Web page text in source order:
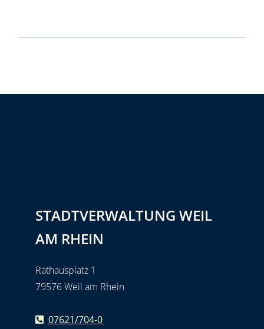
STADTVERWALTUNG WEIL
AM RHEIN
Rathausplatz 1
79576 Weil am Rhein
07621/704-0